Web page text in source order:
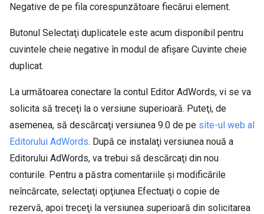
Negative de pe fila corespunzătoare fiecărui element.
Butonul Selectaţi duplicatele este acum disponibil pentru
cuvintele cheie negative în modul de afişare Cuvinte cheie
duplicat.
La următoarea conectare la contul Editor AdWords, vi se va
solicita să treceţi la o versiune superioară. Puteţi, de
asemenea, să descărcaţi versiunea 9.0 de pe site-ul web al
Editorului AdWords. După ce instalaţi versiunea nouă a
Editorului AdWords, va trebui să descărcaţi din nou
conturile. Pentru a păstra comentariile şi modificările
neîncărcate, selectaţi opţiunea Efectuaţi o copie de
rezervă, apoi treceţi la versiunea superioară din solicitarea